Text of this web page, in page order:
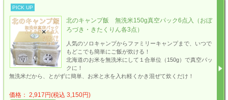
PICK UP
北のキャンプ飯 無洗米150g真空パック6点入（おぼ
ろづき・きたくりん各3点）
人気のソロキャンプからファミリーキャンプまで、いつで
もどこでも簡単にご飯が炊ける！
北海道のお米を無洗米にして１合単位（150g）で真空パッ
クに！
無洗米だから、とがずに簡単、お米と水を入れ軽くかき混ぜて炊くだけ！
価格： 2,917円(税込 3,150円)